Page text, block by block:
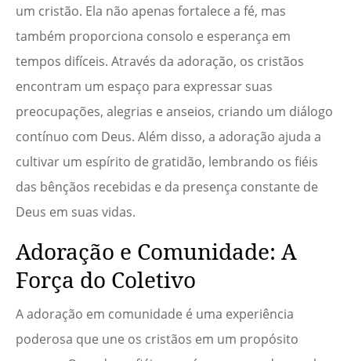
um cristão. Ela não apenas fortalece a fé, mas
também proporciona consolo e esperança em
tempos difíceis. Através da adoração, os cristãos
encontram um espaço para expressar suas
preocupações, alegrias e anseios, criando um diálogo
contínuo com Deus. Além disso, a adoração ajuda a
cultivar um espírito de gratidão, lembrando os fiéis
das bênçãos recebidas e da presença constante de
Deus em suas vidas.
Adoração e Comunidade: A
Força do Coletivo
A adoração em comunidade é uma experiência
poderosa que une os cristãos em um propósito